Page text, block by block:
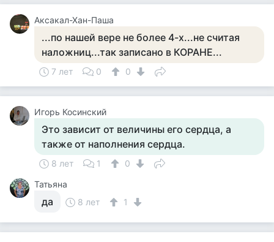
Аксакал-Хан-Паша
...по нашей вере не более 4-х...не считая
наложниц...так записано в КОРАНЕ...
7 лет 0 0
Игорь Косинский
Это зависит от величины его сердца, а
также от наполнения сердца.
8 лет 1
0
Татьяна
да 8 лет 1